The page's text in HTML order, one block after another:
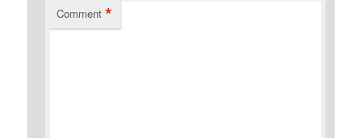
Comment *